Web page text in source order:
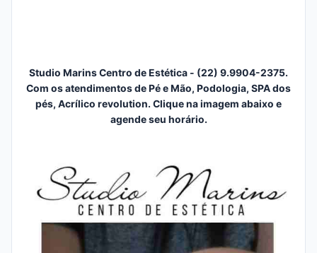
Studio Marins Centro de Estética - (22) 9.9904-2375.
Com os atendimentos de Pé e Mão, Podologia, SPA dos
pés, Acrílico revolution. Clique na imagem abaixo e
agende seu horário.